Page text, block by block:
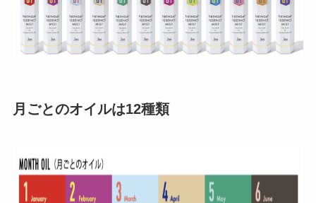
月ごとのオイルは12種類